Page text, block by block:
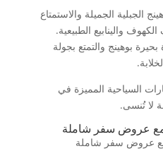
الجبلية الجميلة والاستمتاع
والينابيع الطبيعية.
بوهينج والتمتع بجولة
السياحية المميزة في
لا تُنسى.
مع عروض سفر شاملة